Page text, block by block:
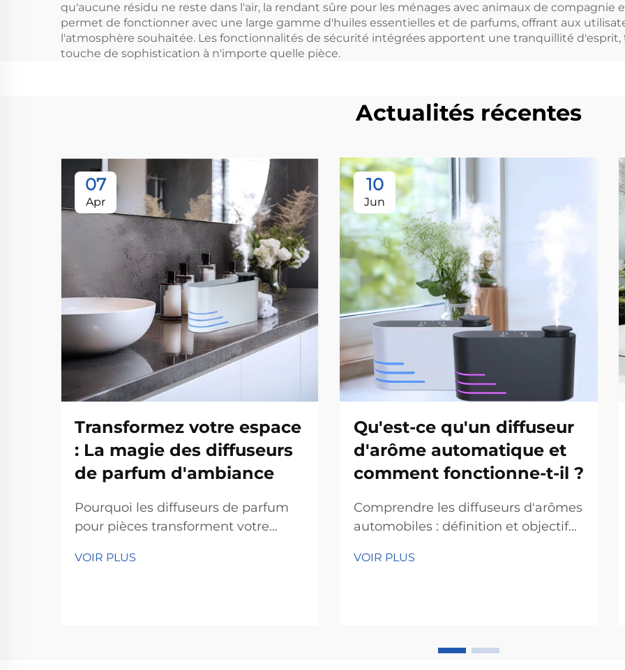
qu'aucune résidu ne reste dans l'air, la rendant sûre pour les ménages avec animaux de compagnie
permet de fonctionner avec une large gamme d'huiles essentielles et de parfums, offrant aux
l'atmosphère souhaitée. Les fonctionnalités de sécurité intégrées apportent une tranquillité
touche de sophistication à n'importe quelle pièce.
Actualités récentes
07
Apr
Transformez votre espace
: La magie des diffuseurs
de parfum d'ambiance
Pourquoi les diffuseurs de parfum
pour pièces transforment votre
réduction du stress Selon les
VOIR PLUS
10
Jun
Qu'est-ce qu'un diffuseur
d'arôme automatique et
comment fonctionne-t-il ?
Comprendre les diffuseurs d'arômes
automobiles : définition et objectif
automobiles répandent des huiles
VOIR PLUS